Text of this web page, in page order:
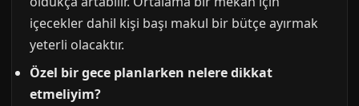
içecekler dahil kişi başı makul bir bütçe ayırmak
yeterli olacaktır.
Özel bir gece planlarken nelere dikkat
etmeliyim?